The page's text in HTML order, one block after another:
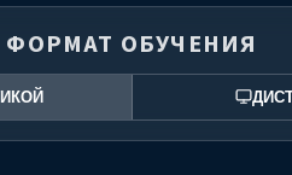
ФОРМАТ ОБУЧЕНИЯ